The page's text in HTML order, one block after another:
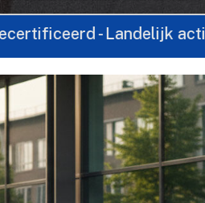
- Landelijk actief - 10+